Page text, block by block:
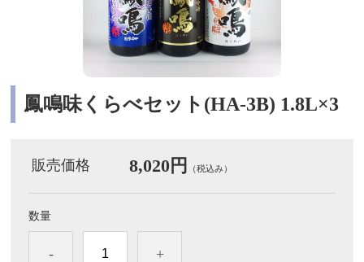
鳳鳴味くらべセット(HA-3B) 1.8L×3
販売価格 8,020円 （税込み）
数量
- +